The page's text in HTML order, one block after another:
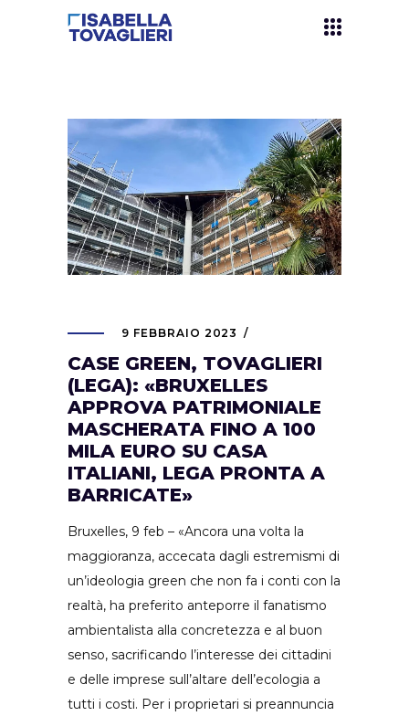
9 FEBBRAIO 2023
CASE GREEN, TOVAGLIERI
(LEGA): «BRUXELLES
APPROVA PATRIMONIALE
MASCHERATA FINO A 100
MILA EURO SU CASA
ITALIANI, LEGA PRONTA A
BARRICATE»
Bruxelles, 9 feb – «Ancora una volta la
maggioranza, accecata dagli estremismi di
un’ideologia green che non fa i conti con la
realtà, ha preferito anteporre il fanatismo
ambientalista alla concretezza e al buon
senso, sacrificando l’interesse dei cittadini
e delle imprese sull’altare dell’ecologia a
tutti i costi. Per i proprietari si preannuncia